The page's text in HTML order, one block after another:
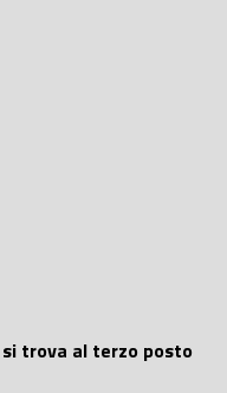
si trova al terzo posto